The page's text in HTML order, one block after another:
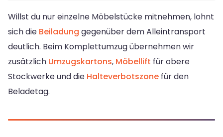
Willst du nur einzelne Möbelstücke mitnehmen, lohnt
sich die Beiladung gegenüber dem Alleintransport
deutlich. Beim Komplettumzug übernehmen wir
zusätzlich Umzugskartons, Möbellift für obere
Stockwerke und die Halteverbotszone für den
Beladetag.